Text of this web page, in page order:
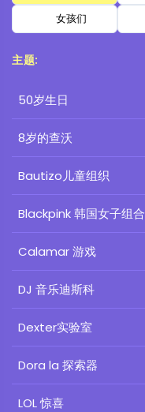
女孩们
主题:
50岁生日
8岁的查沃
Bautizo儿童组织
Blackpink 韩国女子组合
Calamar 游戏
DJ 音乐迪斯科
Dexter实验室
Dora la 探索器
LOL 惊喜